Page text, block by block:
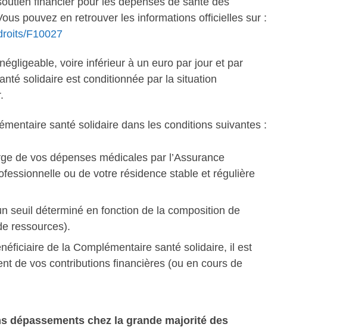
pouvez en retrouver les informations officielles sur :
F10027
voire inférieur à un euro par jour et par
solidaire est conditionnée par la situation
santé solidaire dans les conditions suivantes :
de vos dépenses médicales par l’Assurance
ou de votre résidence stable et régulière
seuil déterminé en fonction de la composition de
ressources).
de la Complémentaire santé solidaire, il est
de vos contributions financières (ou en cours de
dépassements chez la grande majorité des